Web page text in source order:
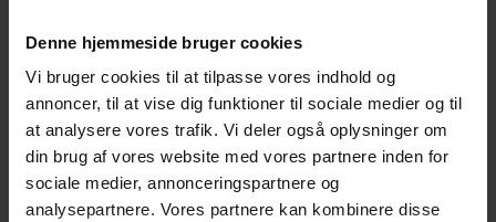
Denne hjemmeside bruger cookies
Vi bruger cookies til at tilpasse vores indhold og
annoncer, til at vise dig funktioner til sociale medier og til
at analysere vores trafik. Vi deler også oplysninger om
din brug af vores website med vores partnere inden for
sociale medier, annonceringspartnere og
analysepartnere. Vores partnere kan kombinere disse